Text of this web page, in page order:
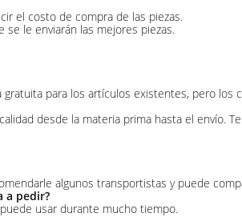
el costo de compra de las piezas.
le enviarán las mejores piezas.
para los artículos existentes, pero los
desde la materia prima hasta el envío.
algunos transportistas y puede
a pedir?
usar durante mucho tiempo.